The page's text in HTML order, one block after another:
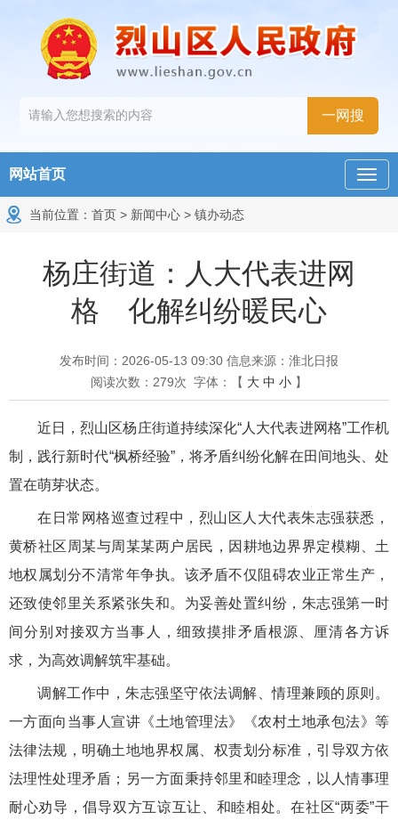
网站首页
当前位置： 首页 > 新闻中心 > 镇办动态
杨庄街道：人大代表进网
格 化解纠纷暖民心
发布时间：2026-05-13 09:30 信息来源：淮北日报
阅读次数： 279次 字体：【 大 中 小 】
近日，烈山区杨庄街道持续深化“人大代表进网格”工作机
制，践行新时代“枫桥经验”，将矛盾纠纷化解在田间地头、处
置在萌芽状态。
在日常网格巡查过程中，烈山区人大代表朱志强获悉，
黄桥社区周某与周某某两户居民，因耕地边界界定模糊、土
地权属划分不清常年争执。该矛盾不仅阻碍农业正常生产，
还致使邻里关系紧张失和。为妥善处置纠纷，朱志强第一时
间分别对接双方当事人，细致摸排矛盾根源、厘清各方诉
求，为高效调解筑牢基础。
调解工作中，朱志强坚守依法调解、情理兼顾的原则。
一方面向当事人宣讲《土地管理法》《农村土地承包法》等
法律法规，明确土地地界权属、权责划分标准，引导双方依
法理性处理矛盾；另一方面秉持邻里和睦理念，以人情事理
耐心劝导，倡导双方互谅互让、和睦相处。在社区“两委”干